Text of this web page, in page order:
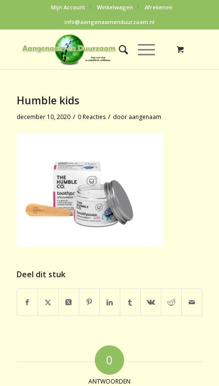
Mijn Account Winkelwagen
Afrekenen
info@aangenaamenduurzaam.nl
Humble kids
december 10, 2020 / 0 Reacties / door aangenaam
Deel dit stuk
0
ANTWOORDEN